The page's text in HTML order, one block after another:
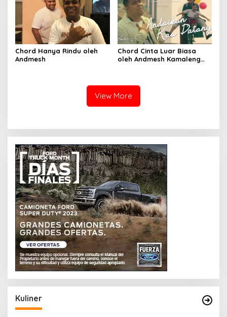
Chord Hanya Rindu oleh
Andmesh
Chord Cinta Luar Biasa
oleh Andmesh Kamaleng
View More
Kuliner